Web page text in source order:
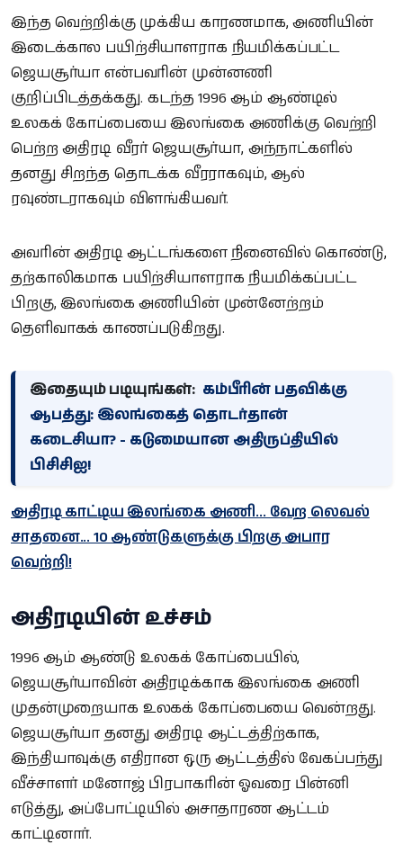
இந்த வெற்றிக்கு முக்கிய காரணமாக, அணியின்
இடைக்கால பயிற்சியாளராக நியமிக்கப்பட்ட
ஜெயசூர்யா என்பவரின் முன்னணி
குறிப்பிடத்தக்கது. கடந்த 1996 ஆம் ஆண்டில்
உலகக் கோப்பையை இலங்கை அணிக்கு வெற்றி
பெற்ற அதிரடி வீரர் ஜெயசூர்யா, அந்நாட்களில்
தனது சிறந்த தொடக்க வீரராகவும், ஆல்
ரவுண்டராகவும் விளங்கியவர்.
அவரின் அதிரடி ஆட்டங்களை நினைவில் கொண்டு,
தற்காலிகமாக பயிற்சியாளராக நியமிக்கப்பட்ட
பிறகு, இலங்கை அணியின் முன்னேற்றம்
தெளிவாகக் காணப்படுகிறது.
இதையும் படியுங்கள்: கம்பீரின் பதவிக்கு
ஆபத்து: இலங்கைத் தொடர்தான்
கடைசியா? - கடுமையான அதிருப்தியில்
பிசிசிஐ!
அதிரடி காட்டிய இலங்கை அணி... வேற லெவல்
சாதனை... 10 ஆண்டுகளுக்கு பிறகு அபார
வெற்றி!
அதிரடியின் உச்சம்
1996 ஆம் ஆண்டு உலகக் கோப்பையில்,
ஜெயசூர்யாவின் அதிரடிக்காக இலங்கை அணி
முதன்முறையாக உலகக் கோப்பையை வென்றது.
ஜெயசூர்யா தனது அதிரடி ஆட்டத்திற்காக,
இந்தியாவுக்கு எதிரான ஒரு ஆட்டத்தில் வேகப்பந்து
வீச்சாளர் மனோஜ் பிரபாகரின் ஓவரை பின்னி
எடுத்து, அப்போட்டியில் அசாதாரண ஆட்டம்
காட்டினார்.